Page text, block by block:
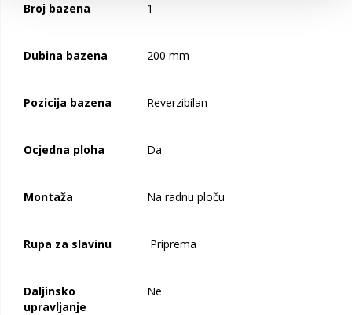
Broj bazena 1
Dubina bazena 200 mm
Pozicija bazena Reverzibilan
Ocjedna ploha Da
Montaža Na radnu ploču
Rupa za slavinu Priprema
Daljinsko
upravljanje
Ne